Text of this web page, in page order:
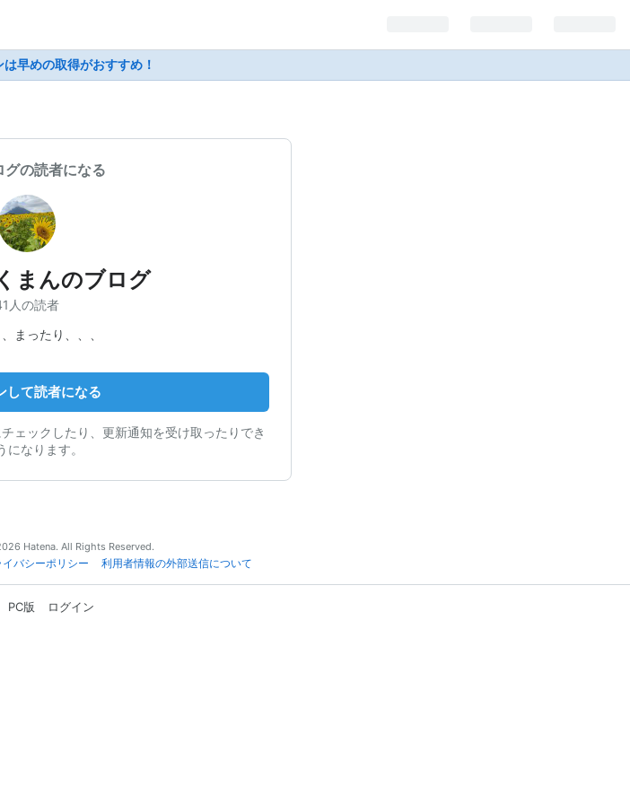
早めの取得がおすすめ！
グの読者になる
まんのブログ
人の読者
まったり、、、
して読者になる
ェックしたり、更新通知を受け取ったりでき
になります。
Hatena. All Rights Reserved.
イバシーポリシー 利用者情報の外部送信について
PC版 ログイン